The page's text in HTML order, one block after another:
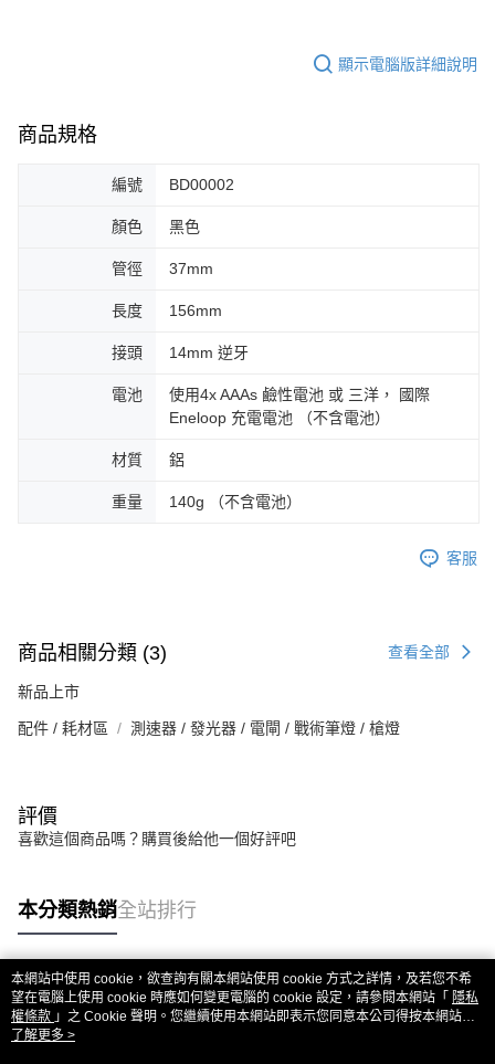
顯示電腦版詳細說明
商品規格
編號 BD00002
顏色 黑色
管徑 37mm
長度 156mm
接頭 14mm 逆牙
電池
使用4x AAAs 鹼性電池 或 三洋， 國際
Eneloop 充電電池 （不含電池）
材質 鋁
重量 140g （不含電池）
客服
商品相關分類 (3) 查看全部
新品上市
配件 / 耗材區 測速器 / 發光器 / 電閘 / 戰術筆燈 / 槍燈
評價
喜歡這個商品嗎？購買後給他一個好評吧
本分類熱銷全站排行
熱門標籤
本網站中使用 cookie，欲查詢有關本網站使用 cookie 方式之詳情，及若您不希
望在電腦上使用 cookie 時應如何變更電腦的 cookie 設定，請參閱本網站「 隱私
權條款 」之 Cookie 聲明。您繼續使用本網站即表示您同意本公司得按本網站使
用條款之 Cookie 聲明使用 cookie。
了解更多 >